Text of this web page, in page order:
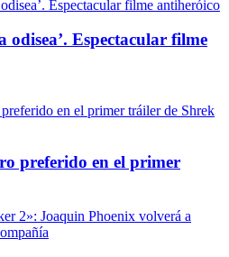
odisea’. Espectacular filme
preferido en el primer